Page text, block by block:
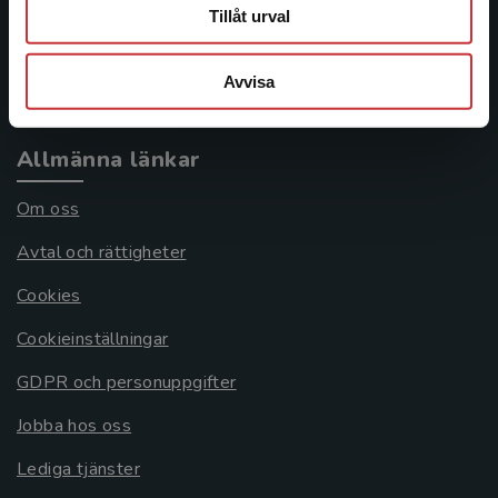
Tillåt urval
Avvisa
Köpvillkor
Allmänna länkar
Om oss
Avtal och rättigheter
Cookies
Cookieinställningar
GDPR och personuppgifter
Jobba hos oss
Lediga tjänster